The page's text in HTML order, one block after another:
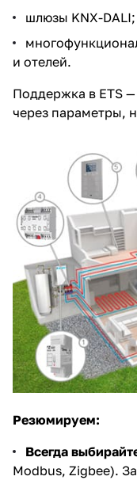
шлюзы KNX-DALI;
и отелей.
Поддержка в ETS —
через параметры,
Резюмируем:
Всегда
Modbus, Zigbee).